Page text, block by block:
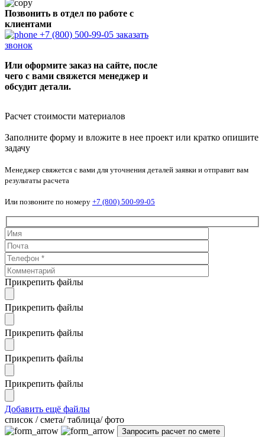
Позвонить в отдел по работе с
клиентами
+7 (800) 500-99-05 заказать
звонок
Или оформите заказ на сайте, после
чего с вами свяжется менеджер и
обсудит детали.
Расчет стоимости материалов
Заполните форму и вложите в нее проект или кратко опишите
задачу
Менеджер свяжется с вами для уточнения деталей заявки и отправит вам
результаты расчета
Или позвоните по номеру +7 (800) 500-99-05
Прикрепить файлы
Прикрепить файлы
Прикрепить файлы
Прикрепить файлы
Прикрепить файлы
Добавить ещё файлы
cписок / смета/ таблица/ фото